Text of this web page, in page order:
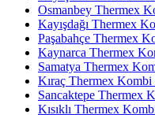
Osmanbey Thermex
Kayışdağı Thermex
Paşabahçe Thermex
Kaynarca Thermex
Samatya Thermex
Kıraç Thermex Kombi
Sancaktepe Thermex
Kısıklı Thermex